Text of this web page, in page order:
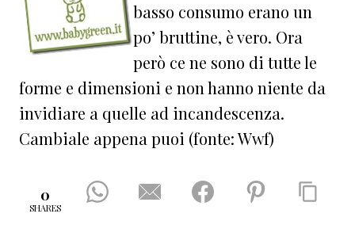
basso consumo erano un
po’ bruttine, è vero. Ora
però ce ne sono di tutte le
forme e dimensioni e non hanno niente da
invidiare a quelle ad incandescenza.
Cambiale appena puoi (fonte: Wwf)
0
SHARES